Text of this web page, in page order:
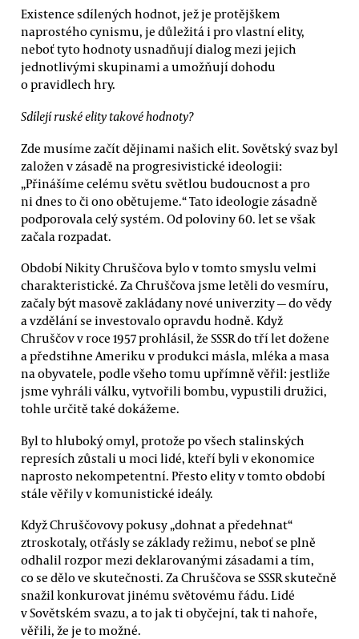
Existence sdílených hodnot, jež je protějškem
naprostého cynismu, je důležitá i pro vlastní elity,
neboť tyto hodnoty usnadňují dialog mezi jejich
jednotlivými skupinami a umožňují dohodu
o pravidlech hry.
Sdílejí ruské elity takové hodnoty?
Zde musíme začít dějinami našich elit. Sovětský svaz byl
založen v zásadě na progresivistické ideologii:
„Přinášíme celému světu světlou budoucnost a pro
ni dnes to či ono obětujeme.“ Tato ideologie zásadně
podporovala celý systém. Od poloviny 60. let se však
začala rozpadat.
Období Nikity Chruščova bylo v tomto smyslu velmi
charakteristické. Za Chruščova jsme letěli do vesmíru,
začaly být masově zakládany nové univerzity — do vědy
a vzdělání se investovalo opravdu hodně. Když
Chruščov v roce 1957 prohlásil, že SSSR do tří let dožene
a předstihne Ameriku v produkci másla, mléka a masa
na obyvatele, podle všeho tomu upřímně věřil: jestliže
jsme vyhráli válku, vytvořili bombu, vypustili družici,
tohle určitě také dokážeme.
Byl to hluboký omyl, protože po všech stalinských
represích zůstali u moci lidé, kteří byli v ekonomice
naprosto nekompetentní. Přesto elity v tomto období
stále věřily v komunistické ideály.
Když Chruščovovy pokusy „dohnat a předehnat“
ztroskotaly, otřásly se základy režimu, neboť se plně
odhalil rozpor mezi deklarovanými zásadami a tím,
co se dělo ve skutečnosti. Za Chruščova se SSSR skutečně
snažil konkurovat jinému světovému řádu. Lidé
v Sovětském svazu, a to jak ti obyčejní, tak ti nahoře,
věřili, že je to možné.